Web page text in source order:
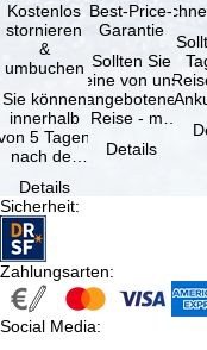
Kostenlos
stornieren
&
umbuchen
Sie können
innerhalb
5 Tagen
nach der
kostenfrei
…
Details
Best-Price-
Garantie
Sollten Sie
eine von uns
angebotene
Reise - mit
Verfügbarkeit
Details
Sicherheit:
Zahlungsarten:
Social Media: